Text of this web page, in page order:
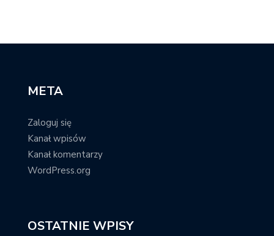
META
Zaloguj się
Kanał wpisów
Kanał komentarzy
WordPress.org
OSTATNIE WPISY